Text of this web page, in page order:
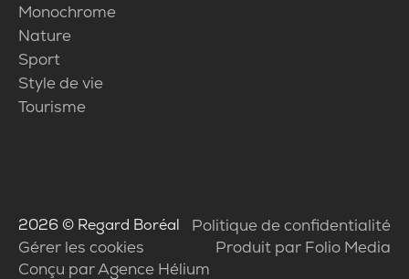
Monochrome
Nature
Sport
Style de vie
Tourisme
2026 © Regard Boréal
Politique de confidentialité
Gérer les cookies
Produit par Folio Media
Conçu par Agence Hélium